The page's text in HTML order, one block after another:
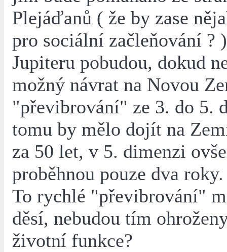
Plejáďanů ( že by zase
pro sociální začleňování ?
Jupiteru pobudou, dokud
možný návrat na Novou
"převibrování" ze 3. do 5.
tomu by mělo dojít na
za 50 let, v 5. dimenzi
proběhnou pouze dva roky.
To rychlé "převibrování"
děsí, nebudou tím
životní funkce?